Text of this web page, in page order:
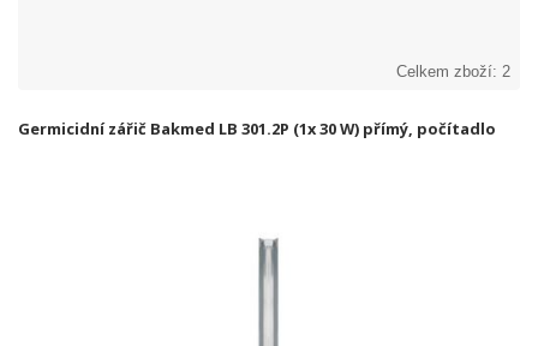
Celkem zboží: 2
Germicidní zářič Bakmed LB 301.2P (1x 30 W) přímý, počítadlo